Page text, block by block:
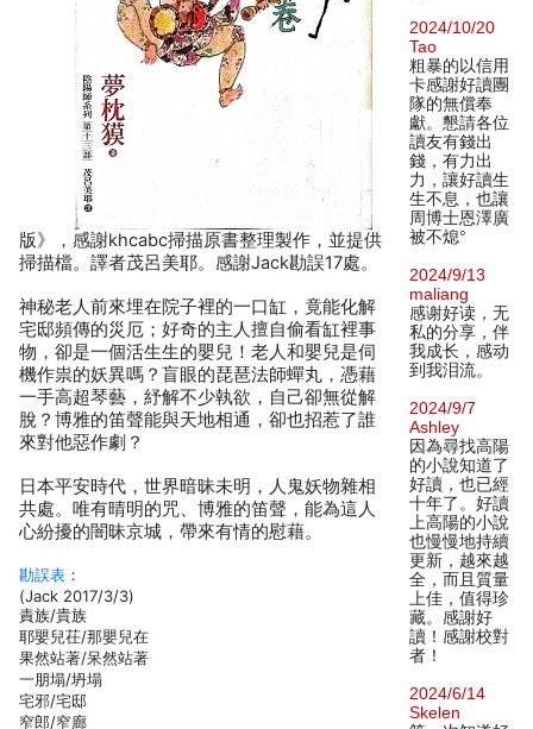
版》，感謝khcabc掃描原書整理製作，並提供
掃描檔。譯者茂呂美耶。感謝Jack勘誤17處。
神秘老人前來埋在院子裡的一口缸，竟能化解
宅邸頻傳的災厄；好奇的主人擅自偷看缸裡事
物，卻是一個活生生的嬰兒！老人和嬰兒是伺
機作祟的妖異嗎？盲眼的琵琶法師蟬丸，憑藉
一手高超琴藝，紓解不少執欲，自己卻無從解
脫？博雅的笛聲能與天地相通，卻也招惹了誰
來對他惡作劇？
日本平安時代，世界暗昧未明，人鬼妖物雜相
共處。唯有晴明的咒、博雅的笛聲，能為這人
心紛擾的闇昧京城，帶來有情的慰藉。
勘誤表 ：
(Jack 2017/3/3)
責族/貴族
耶嬰兒茌/那嬰兒在
果然站著/呆然站著
一朋塌/坍塌
宅邪/宅邸
窄郎/窄廊
2024/10/20
Tao
粗暴的以信用
卡感謝好讀團
隊的無償奉
獻。懇請各位
讀友有錢出
錢，有力出
力，讓好讀生
生不息，也讓
周博士恩澤廣
被不熄°
2024/9/13
maliang
感谢好读，无
私的分享，伴
我成长，感动
到我泪流。
2024/9/7
Ashley
因為尋找高陽
的小說知道了
好讀，也已經
十年了。好讀
上高陽的小說
也慢慢地持續
更新，越來越
全，而且質量
上佳，值得珍
藏。感謝好
讀！感謝校對
者！
2024/6/14
Skelen